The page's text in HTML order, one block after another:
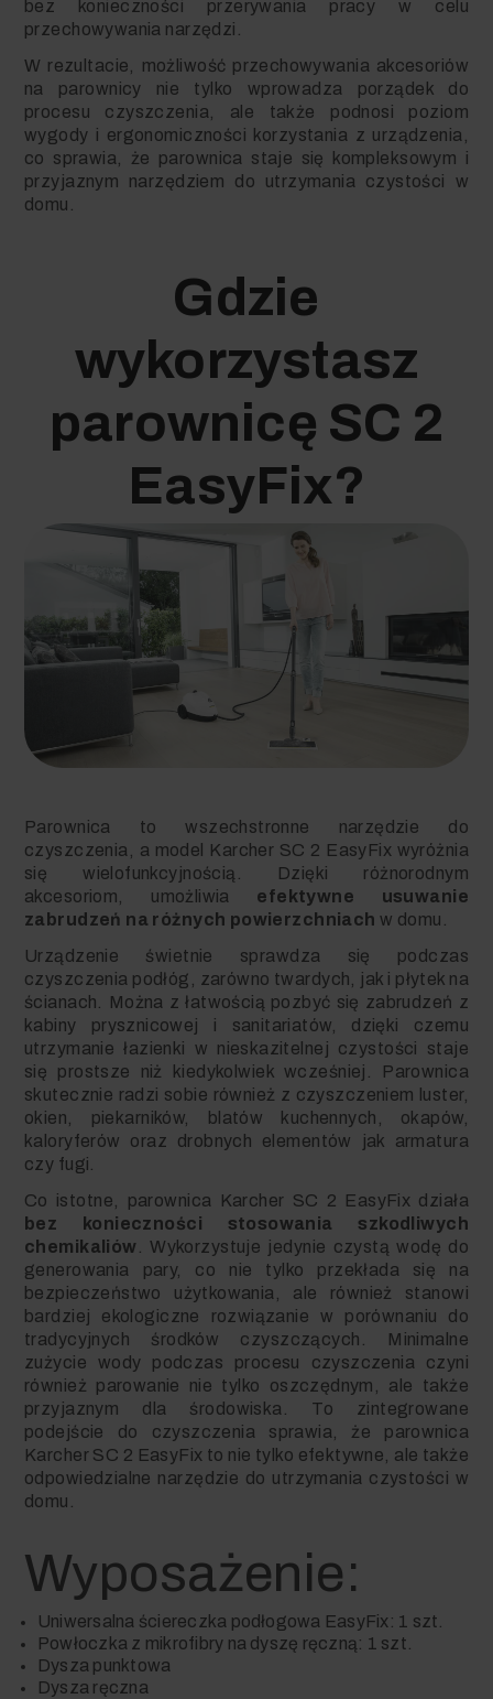
bez konieczności przerywania pracy w celu
przechowywania narzędzi.
W rezultacie, możliwość przechowywania akcesoriów
na parownicy nie tylko wprowadza porządek do
procesu czyszczenia, ale także podnosi poziom
wygody i ergonomiczności korzystania z urządzenia,
co sprawia, że parownica staje się kompleksowym i
przyjaznym narzędziem do utrzymania czystości w
domu.
Gdzie
wykorzystasz
parownicę SC 2
EasyFix?
Parownica to wszechstronne narzędzie do
czyszczenia, a model Karcher SC 2 EasyFix wyróżnia
się wielofunkcyjnością. Dzięki różnorodnym
akcesoriom, umożliwia efektywne usuwanie
zabrudzeń na różnych powierzchniach w domu.
Urządzenie świetnie sprawdza się podczas
czyszczenia podłóg, zarówno twardych, jak i płytek na
ścianach. Można z łatwością pozbyć się zabrudzeń z
kabiny prysznicowej i sanitariatów, dzięki czemu
utrzymanie łazienki w nieskazitelnej czystości staje
się prostsze niż kiedykolwiek wcześniej. Parownica
skutecznie radzi sobie również z czyszczeniem luster,
okien, piekarników, blatów kuchennych, okapów,
kaloryferów oraz drobnych elementów jak armatura
czy fugi.
Co istotne, parownica Karcher SC 2 EasyFix działa
bez konieczności stosowania szkodliwych
chemikaliów . Wykorzystuje jedynie czystą wodę do
generowania pary, co nie tylko przekłada się na
bezpieczeństwo użytkowania, ale również stanowi
bardziej ekologiczne rozwiązanie w porównaniu do
tradycyjnych środków czyszczących. Minimalne
zużycie wody podczas procesu czyszczenia czyni
również parowanie nie tylko oszczędnym, ale także
przyjaznym dla środowiska. To zintegrowane
podejście do czyszczenia sprawia, że parownica
Karcher SC 2 EasyFix to nie tylko efektywne, ale także
odpowiedzialne narzędzie do utrzymania czystości w
domu.
Wyposażenie:
Uniwersalna ściereczka podłogowa EasyFix : 1 szt.
Powłoczka z mikrofibry na dyszę ręczną: 1 szt.
Dysza punktowa
Dysza ręczna